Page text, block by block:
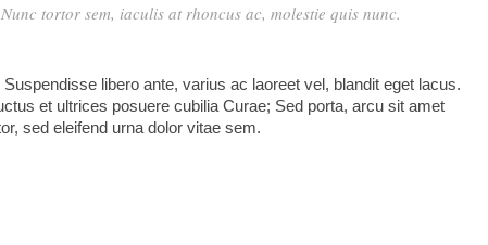
tortor sem, iaculis at rhoncus ac, molestie quis nunc.
libero ante, varius ac laoreet vel, blandit eget lacus.
et ultrices posuere cubilia Curae; Sed porta, arcu sit amet
sed eleifend urna dolor vitae sem.